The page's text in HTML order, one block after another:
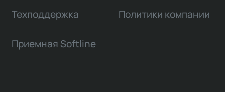
Техподдержка Политики компании
Приемная Softline